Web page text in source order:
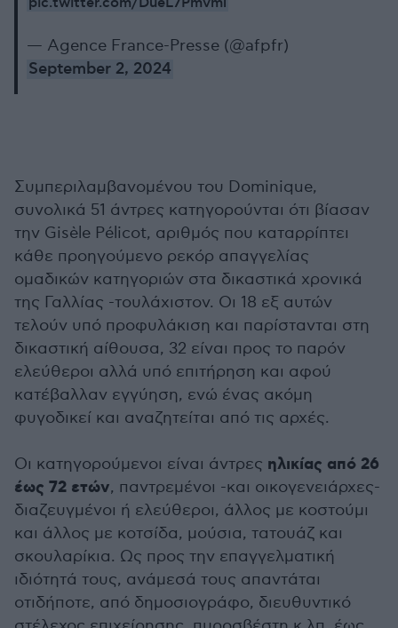
— Agence France-Presse (@afpfr)
September 2, 2024
Συμπεριλαμβανομένου του Dominique,
συνολικά 51 άντρες κατηγορούνται ότι βίασαν
την Gisèle Pélicot, αριθμός που καταρρίπτει
κάθε προηγούμενο ρεκόρ απαγγελίας
ομαδικών κατηγοριών στα δικαστικά χρονικά
της Γαλλίας -τουλάχιστον. Οι 18 εξ αυτών
τελούν υπό προφυλάκιση και παρίστανται στη
δικαστική αίθουσα, 32 είναι προς το παρόν
ελεύθεροι αλλά υπό επιτήρηση και αφού
κατέβαλλαν εγγύηση, ενώ ένας ακόμη
φυγοδικεί και αναζητείται από τις αρχές.
Οι κατηγορούμενοι είναι άντρες ηλικίας από 26
έως 72 ετών, παντρεμένοι -και οικογενειάρχες-
διαζευγμένοι ή ελεύθεροι, άλλος με κοστούμι
και άλλος με κοτσίδα, μούσια, τατουάζ και
σκουλαρίκια. Ως προς την επαγγελματική
ιδιότητά τους, ανάμεσά τους απαντάται
οτιδήποτε, από δημοσιογράφο, διευθυντικό